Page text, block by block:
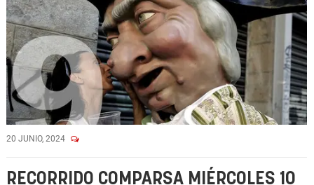
20 JUNIO, 2024
RECORRIDO COMPARSA MIÉRCOLES 10